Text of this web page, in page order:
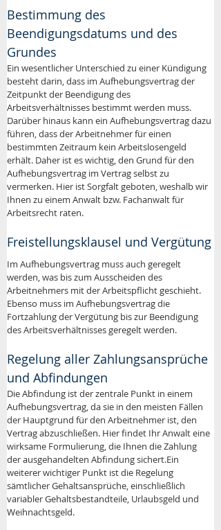
Bestimmung des
Beendigungsdatums und des
Grundes
Ein wesentlicher Unterschied zu einer Kündigung
besteht darin, dass im Aufhebungsvertrag der
Zeitpunkt der Beendigung des
Arbeitsverhältnisses bestimmt werden muss.
Darüber hinaus kann ein Aufhebungsvertrag dazu
führen, dass der Arbeitnehmer für einen
bestimmten Zeitraum kein Arbeitslosengeld
erhält. Daher ist es wichtig, den Grund für den
Aufhebungsvertrag im Vertrag selbst zu
vermerken. Hier ist Sorgfalt geboten, weshalb wir
Ihnen zu einem Anwalt bzw. Fachanwalt für
Arbeitsrecht raten.
Freistellungsklausel und Vergütung
Im Aufhebungsvertrag muss auch geregelt
werden, was bis zum Ausscheiden des
Arbeitnehmers mit der Arbeitspflicht geschieht.
Ebenso muss im Aufhebungsvertrag die
Fortzahlung der Vergütung bis zur Beendigung
des Arbeitsverhältnisses geregelt werden.
Regelung aller Zahlungsansprüche
und Abfindungen
Die Abfindung ist der zentrale Punkt in einem
Aufhebungsvertrag, da sie in den meisten Fällen
der Hauptgrund für den Arbeitnehmer ist, den
Vertrag abzuschließen. Hier findet Ihr Anwalt eine
wirksame Formulierung, die Ihnen die Zahlung
der ausgehandelten Abfindung sichert.Ein
weiterer wichtiger Punkt ist die Regelung
sämtlicher Gehaltsansprüche, einschließlich
variabler Gehaltsbestandteile, Urlaubsgeld und
Weihnachtsgeld.